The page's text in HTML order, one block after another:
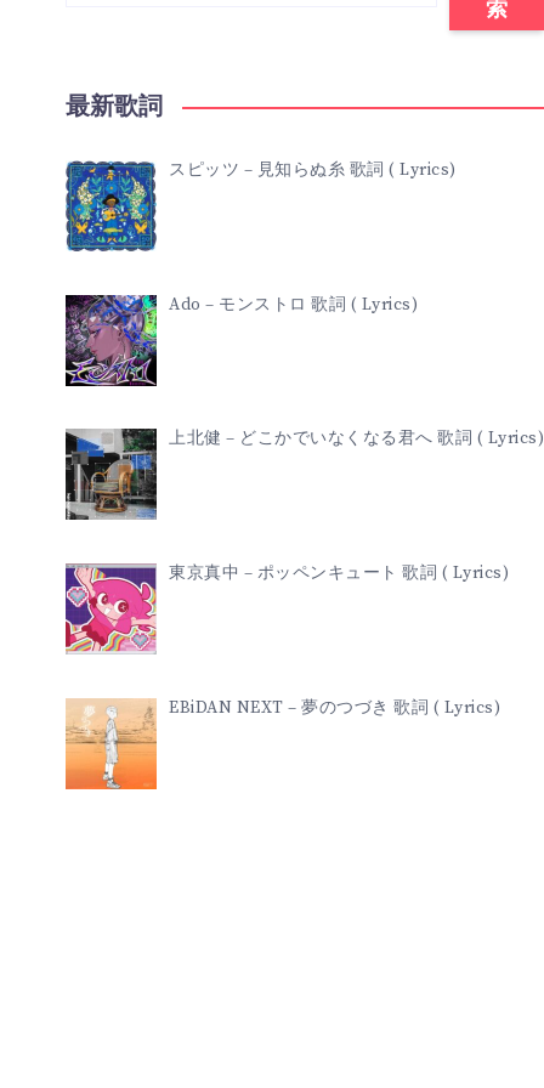
索
最新歌詞
スピッツ – 見知らぬ糸 歌詞 ( Lyrics)
Ado – モンストロ 歌詞 ( Lyrics)
上北健 – どこかでいなくなる君へ 歌詞 ( Lyrics)
東京真中 – ポッペンキュート 歌詞 ( Lyrics)
EBiDAN NEXT – 夢のつづき 歌詞 ( Lyrics)